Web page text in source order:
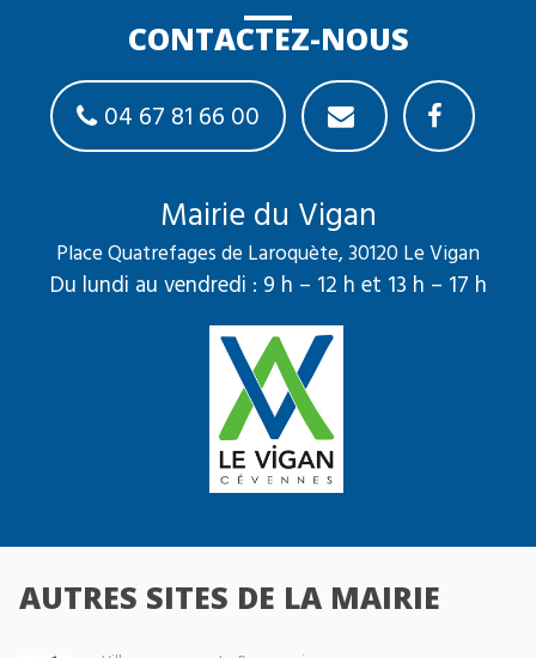
CONTACTEZ-NOUS
04 67 81 66 00
Mairie du Vigan
Place Quatrefages de Laroquète, 30120 Le Vigan
Du lundi au vendredi : 9 h – 12 h et 13 h – 17 h
AUTRES SITES DE LA MAIRIE